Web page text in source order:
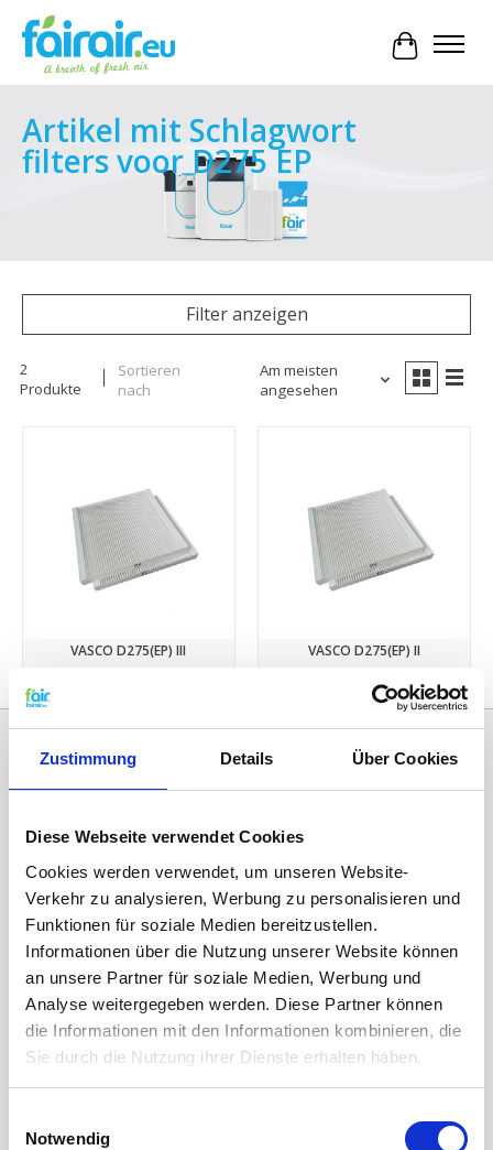
Zustimmung Details Über Cookies
Diese Webseite verwendet Cookies
Cookies werden verwendet, um unseren Website-
Verkehr zu analysieren, Werbung zu personalisieren und
Funktionen für soziale Medien bereitzustellen.
Informationen über die Nutzung unserer Website können
an unsere Partner für soziale Medien, Werbung und
Analyse weitergegeben werden. Diese Partner können
die Informationen mit den Informationen kombinieren, die
Sie durch die Nutzung ihrer Dienste erhalten haben.
Notwendig
Ihr
Artikel mit Schlagwort
filters voor D275 EP
Filter anzeigen
2
Produkte
Sortieren
nach
Am meisten
angesehen
VASCO D275(EP) III VASCO D275(EP) II
€34,95
Kategorien
ERSATZFILTER / GERÄTEFILTER
LUFTHEIZUNG FILTER
FILTERMATTEN / TÜCHER
KEGELFILTER